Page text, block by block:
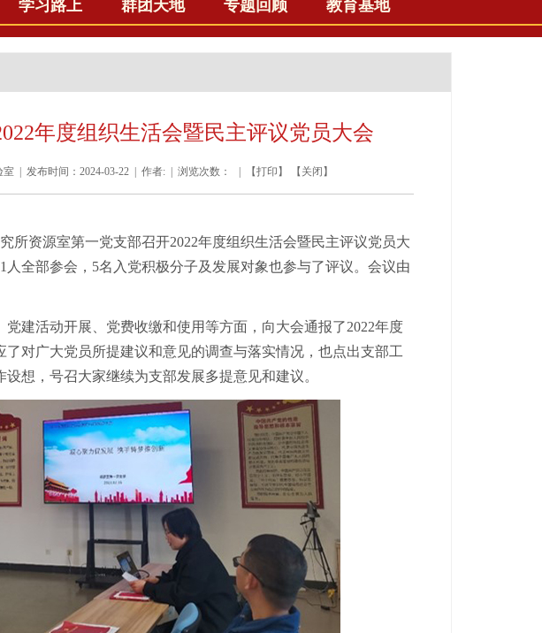
学习路上 群团天地 专题回顾 教育基地
年度组织生活会暨民主评议党员大会
| 发布时间：2024-03-22 | 作者: | 浏览次数： | 【打印 】 【 关闭 】
所资源室第一党支部召开2022年度组织生活会暨民主评议党员大
全部参会，5名入党积极分子及发展对象也参与了评议。会议由
建活动开展、党费收缴和使用等方面，向大会通报了2022年度
对广大党员所提建议和意见的调查与落实情况，也点出支部工
想，号召大家继续为支部发展多提意见和建议。